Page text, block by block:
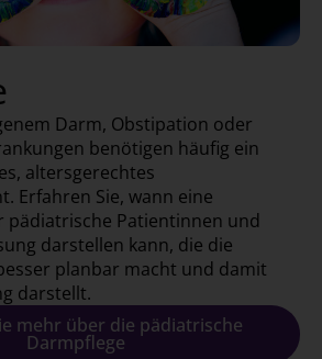
Darm, Obstipation oder
benötigen häufig ein
altersgerechtes
Erfahren Sie, wann eine
Patientinnen und
darstellen kann, die die
planbar macht und damit
darstellt.
mehr über die pädiatrische
Darmpflege